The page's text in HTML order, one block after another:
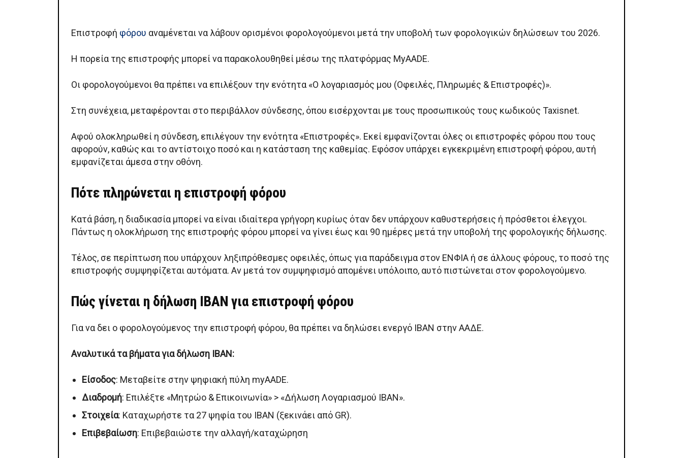
Επιστροφή φόρου αναμένεται να λάβουν ορισμένοι φορολογούμενοι μετά την υποβολή των φορολογικών δηλώσεων του 2026.
Η πορεία της επιστροφής μπορεί να παρακολουθηθεί μέσω της πλατφόρμας MyAADE.
Οι φορολογούμενοι θα πρέπει να επιλέξουν την ενότητα «Ο λογαριασμός μου (Οφειλές, Πληρωμές & Επιστροφές)».
Στη συνέχεια, μεταφέρονται στο περιβάλλον σύνδεσης, όπου εισέρχονται με τους προσωπικούς τους κωδικούς Taxisnet.
Αφού ολοκληρωθεί η σύνδεση, επιλέγουν την ενότητα «Επιστροφές». Εκεί εμφανίζονται όλες οι επιστροφές φόρου που τους
αφορούν, καθώς και το αντίστοιχο ποσό και η κατάσταση της καθεμίας. Εφόσον υπάρχει εγκεκριμένη επιστροφή φόρου, αυτή
εμφανίζεται άμεσα στην οθόνη.
Πότε πληρώνεται η επιστροφή φόρου
Κατά βάση, η διαδικασία μπορεί να είναι ιδιαίτερα γρήγορη κυρίως όταν δεν υπάρχουν καθυστερήσεις ή πρόσθετοι έλεγχοι.
Πάντως η ολοκλήρωση της επιστροφής φόρου μπορεί να γίνει έως και 90 ημέρες μετά την υποβολή της φορολογικής δήλωσης.
Τέλος, σε περίπτωση που υπάρχουν ληξιπρόθεσμες οφειλές, όπως για παράδειγμα στον ΕΝΦΙΑ ή σε άλλους φόρους, το ποσό της
επιστροφής συμψηφίζεται αυτόματα. Αν μετά τον συμψηφισμό απομένει υπόλοιπο, αυτό πιστώνεται στον φορολογούμενο.
Πώς γίνεται η δήλωση IBAN για επιστροφή φόρου
Για να δει ο φορολογούμενος την επιστροφή φόρου, θα πρέπει να δηλώσει ενεργό IBAN στην ΑΑΔΕ.
Αναλυτικά τα βήματα για δήλωση IBAN:
Είσοδος: Μεταβείτε στην ψηφιακή πύλη myAADE.
Διαδρομή: Επιλέξτε «Μητρώο & Επικοινωνία» > «Δήλωση Λογαριασμού IBAN».
Στοιχεία: Καταχωρήστε τα 27 ψηφία του IBAN (ξεκινάει από GR).
Επιβεβαίωση: Επιβεβαιώστε την αλλαγή/καταχώρηση